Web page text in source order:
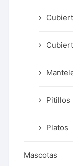
Pitillos
Platos
Mascotas